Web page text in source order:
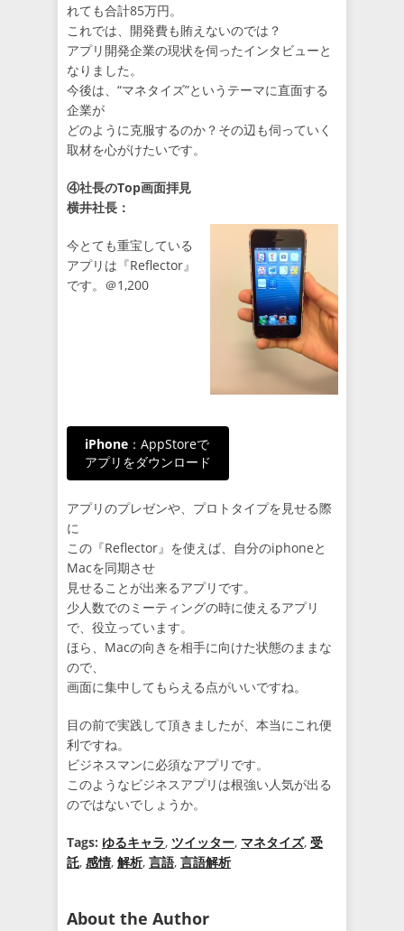
れても合計85万円。
これでは、開発費も賄えないのでは？
アプリ開発企業の現状を伺ったインタビューと
なりました。
今後は、“マネタイズ”というテーマに直面する
企業が
どのように克服するのか？その辺も伺っていく
取材を心がけたいです。
④社長のTop画面拝見
横井社長：
今とても重宝している
アプリは『Reflector』
です。＠1,200
iPhone ：AppStoreで
アプリをダウンロード
アプリのプレゼンや、プロトタイプを見せる際
に
この『Reflector』を使えば、自分のiphoneと
Macを同期させ
見せることが出来るアプリです。
少人数でのミーティングの時に使えるアプリ
で、役立っています。
ほら、Macの向きを相手に向けた状態のままな
ので、
画面に集中してもらえる点がいいですね。
目の前で実践して頂きましたが、本当にこれ便
利ですね。
ビジネスマンに必須なアプリです。
このようなビジネスアプリは根強い人気が出る
のではないでしょうか。
Tags: ゆるキャラ, ツイッター, マネタイズ, 受
託, 感情, 解析, 言語, 言語解析
About the Author